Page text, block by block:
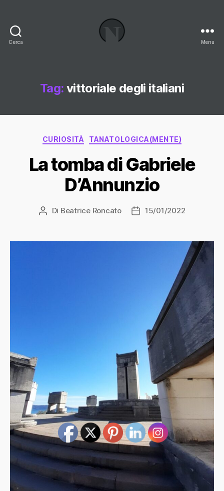
Cerca
Blog
Menu
Tag: vittoriale degli italiani
Categorie
CURIOSITÀ TANATOLOGICA(MENTE)
La tomba di Gabriele
D’Annunzio
Autore
Di Beatrice Roncato
Data15/01/2022